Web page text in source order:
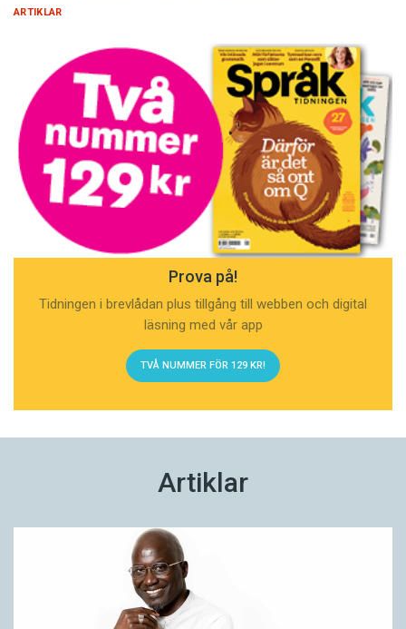
ARTIKLAR
Prova på!
Tidningen i brevlådan plus tillgång till webben och digital
läsning med vår app
TVÅ NUMMER FÖR 129 KR!
Artiklar